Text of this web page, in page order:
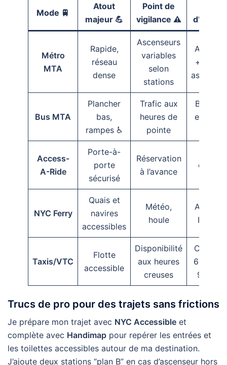
Mode 🚆
Atout
majeur 💪
Point de
vigilance ⚠️
d’appui
Métro
MTA
Rapide,
réseau
dense
Ascenseurs
variables
selon
stations
App
+
Bus MTA
Plancher
bas,
rampes ♿
Trafic aux
heures de
pointe
Bus
en
Access-
A-Ride
Porte-à-
porte
sécurisé
Réservation
à l’avance
client +
NYC Ferry
Quais et
navires
accessibles
Météo,
houle
App
Ferry 🌊
Taxis/VTC
Flotte
accessible
Disponibilité
aux heures
creuses
Curb,
646-
9999
Trucs de pro pour des trajets sans frictions
Je prépare mon trajet avec NYC Accessible et
complète avec Handimap pour repérer les entrées et
les toilettes accessibles autour de ma destination.
J’ajoute deux stations “plan B” en cas d’ascenseur hors